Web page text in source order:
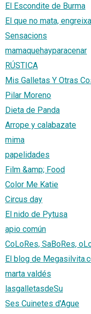
El Escondite de Burma
El que no mata, engreixa
Sensacions
mamaquehayparacenar
RÚSTICA
Mis Galletas Y Otras
Pilar Moreno
Dieta de Panda
Arrope y calabazate
mima
papelidades
Film &amp; Food
Color Me Katie
Circus day
El nido de Pytusa
apio común
CoLoRes, SaBoRes,
El blog de
marta valdés
lasgalletasdeSu
Ses Cuinetes d'Ague